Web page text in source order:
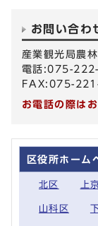
お問い合わ
産業観光局農
電話:075-
FAX:075-
お電話の際は
区役所ホーム
北区 上
山科区